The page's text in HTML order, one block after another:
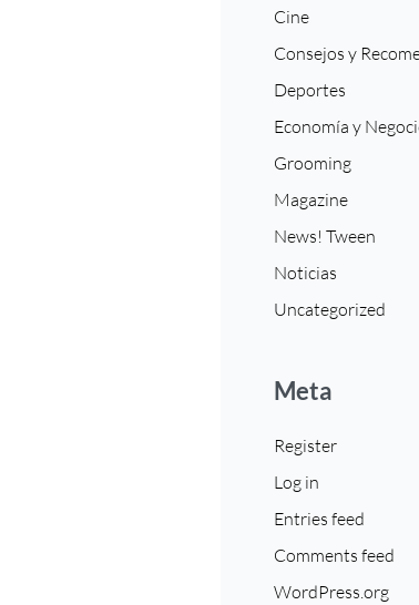
Cine
Consejos y
Deportes
Economía y
Grooming
Magazine
News! Tween
Noticias
Uncategorized
Meta
Register
Log in
Entries feed
Comments feed
WordPress.org